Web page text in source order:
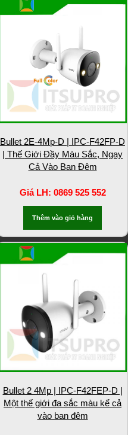
Bullet 2E-4Mp-D | IPC-F42FP-D
| Thế Giới Đầy Màu Sắc, Ngay
Cả Vào Ban Đêm
Giá LH: 0869 525 552
Thêm vào giỏ hàng
Bullet 2 4Mp | IPC-F42FEP-D |
Một thế giới đa sắc màu kể cả
vào ban đêm